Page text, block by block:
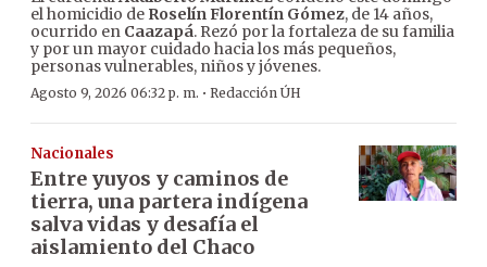
el homicidio de Roselín Florentín Gómez, de 14 años,
ocurrido en Caazapá. Rezó por la fortaleza de su familia
y por un mayor cuidado hacia los más pequeños,
personas vulnerables, niños y jóvenes.
Agosto 9, 2026 06:32 p. m. · Redacción ÚH
Nacionales
Entre yuyos y caminos de
tierra, una partera indígena
salva vidas y desafía el
aislamiento del Chaco